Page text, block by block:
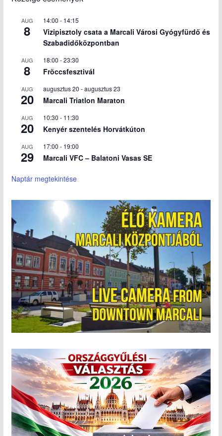
AUG
8
14:00 - 14:15
Vizipisztoly csata a Marcali Városi Gyógyfürdő és
Szabadidőközpontban
AUG
8
18:00 -23:30
Fröccsfesztivál
AUG
20
augusztus 20 -augusztus 23
Marcali Triatlon Maraton
AUG
20
10:30 - 11:30
Kenyér szentelés Horvátkúton
AUG
29
17:00 - 19:00
Marcali VFC – Balatoni Vasas SE
Naptár megtekintése